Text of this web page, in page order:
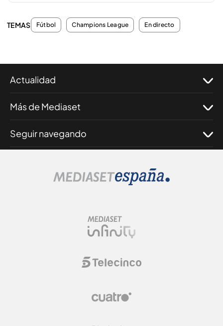
TEMAS Fútbol Champions League En directo
Actualidad
Más de Mediaset
Seguir navegando